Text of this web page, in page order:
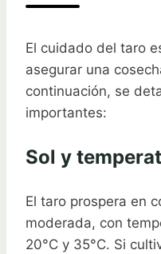
El cuidado del taro
asegurar una
continuación, se
importantes:
Sol y
El taro prospera en
moderada, con
20°C y 35°C. Si